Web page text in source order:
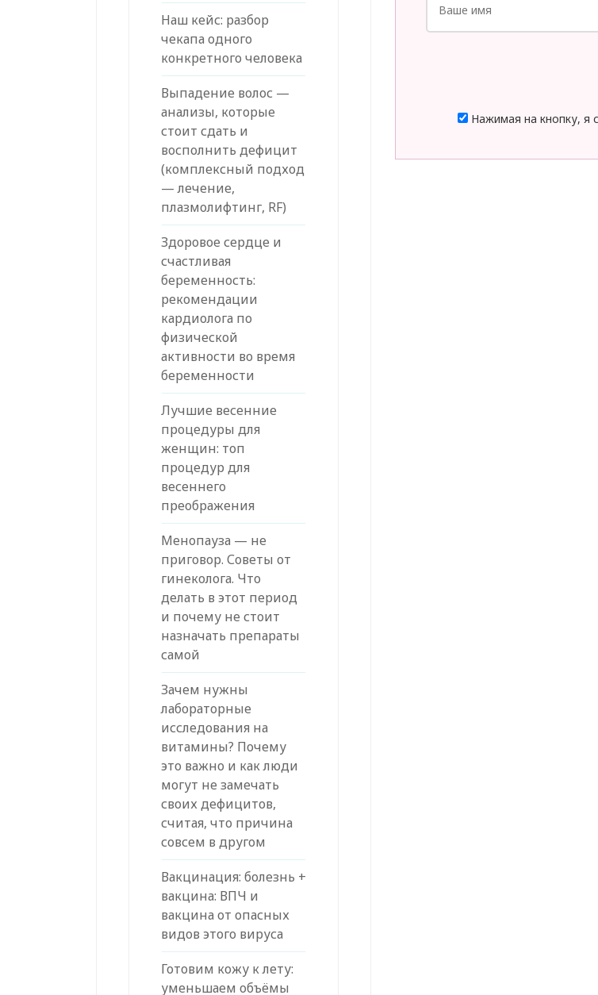
Наш кейс: разбор
чекапа одного
конкретного человека
Выпадение волос —
анализы, которые
стоит сдать и
восполнить дефицит
(комплексный подход
— лечение,
плазмолифтинг, RF)
Здоровое сердце и
счастливая
беременность:
рекомендации
кардиолога по
физической
активности во время
беременности
Лучшие весенние
процедуры для
женщин: топ
процедур для
весеннего
преображения
Менопауза — не
приговор. Советы от
гинеколога. Что
делать в этот период
и почему не стоит
назначать препараты
самой
Зачем нужны
лабораторные
исследования на
витамины? Почему
это важно и как люди
могут не замечать
своих дефицитов,
считая, что причина
совсем в другом
Вакцинация: болезнь +
вакцина: ВПЧ и
вакцина от опасных
видов этого вируса
Готовим кожу к лету:
уменьшаем объёмы
Нажимая на кнопку, я